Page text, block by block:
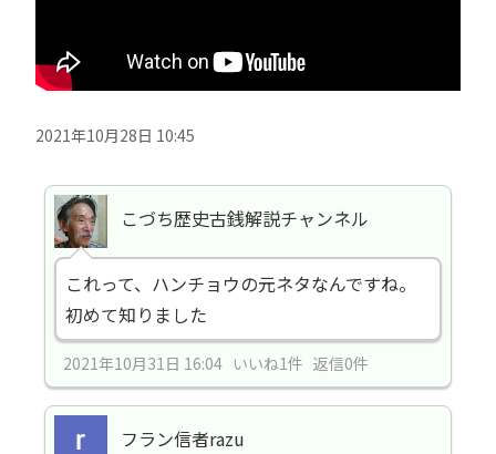
2021年10月28日 10:45
こづち歴史古銭解説チャンネル
これって、ハンチョウの元ネタなんですね。
初めて知りました
2021年10月31日 16:04 いいね1件 返信0件
フラン信者razu